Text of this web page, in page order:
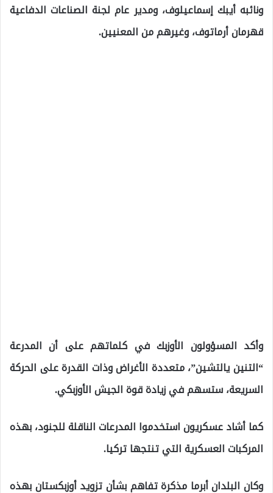
ونائبه أيبك إسماعيلوف، ومدير عام لجنة الصناعات الدفاعية
قهرمان أرماتوف، وغيرهم من المعنيين.
وأكد المسؤولون الأوزبك في كلماتهم على أن المدرعة
“التنين يالتشين”، متعددة الأغراض وذات القدرة على الحركة
السريعة، ستسهم في زيادة قوة الجيش الأوزبكي.
كما أشاد عسكريون استخدموا المدرعات الناقلة للجنود، بهذه
المركبات العسكرية التي تنتجها تركيا.
وكان البلدان أبرما مذكرة تفاهم بشأن تزويد أوزبكستان بهذه